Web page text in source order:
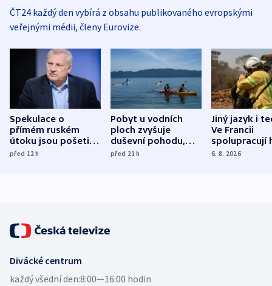
ČT24 každý den vybírá z obsahu publikovaného evropskými
veřejnými médii, členy Eurovize.
Spekulace o
přímém ruském
útoku jsou pošetilé,
míní estonský
před 12h
Pobyt u vodních
ploch zvyšuje
duševní pohodu,
ukázala
před 21h
Jiný jazyk i
Ve Francii
spolupracují
různých zemí
6. 8. 2026
Divácké centrum
každý všední den:8:00—16:00 hodin